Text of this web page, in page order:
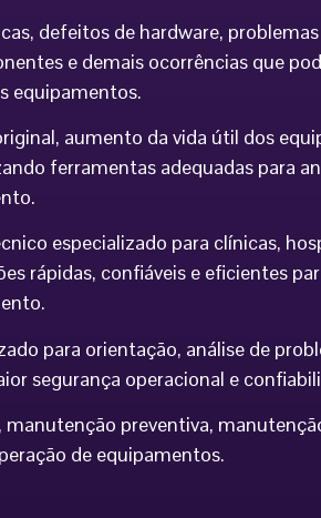
defeitos de hardware,
e demais ocorrências que
equipamentos.
aumento da vida útil dos
ferramentas adequadas para
especializado para clínicas,
rápidas, confiáveis e eficientes
para orientação, análise de
segurança operacional e
preventiva,
de equipamentos.